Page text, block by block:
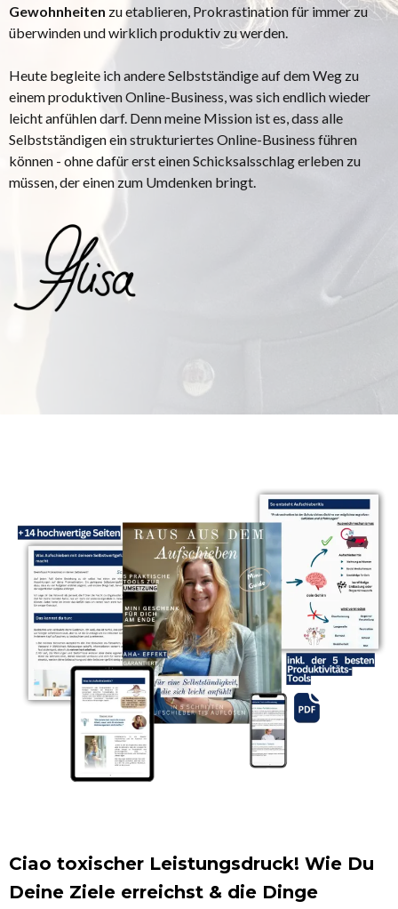
Gewohnheiten zu etablieren, Prokrastination für immer zu
überwinden und wirklich produktiv zu werden.
Heute begleite ich andere Selbstständige auf dem Weg zu
einem produktiven Online-Business, was sich endlich wieder
leicht anfühlen darf. Denn meine Mission ist es, dass alle
Selbstständigen ein strukturiertes Online-Business führen
können - ohne dafür erst einen Schicksalsschlag erleben zu
müssen, der einen zum Umdenken bringt.
Ciao toxischer Leistungsdruck! Wie Du
Deine Ziele erreichst & die Dinge